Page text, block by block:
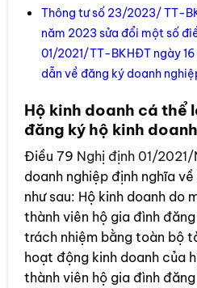
Thông tư số 23/2023/ TT-
năm 2023 sửa đổi một số
01/2021/TT-BKHĐT ngày
dẫn về đăng ký doanh
Hộ kinh doanh cá thể
đăng ký hộ kinh
Điều 79 Nghị định 01/
doanh nghiệp định nghĩa
như sau: Hộ kinh doanh do
thành viên hộ gia đình
trách nhiệm bằng toàn bộ
hoạt động kinh doanh của
thành viên hộ gia đình